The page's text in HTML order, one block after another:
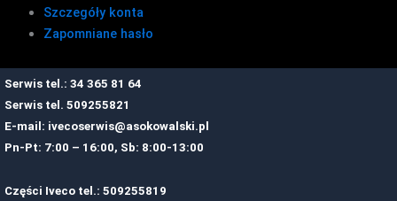
Szczegóły konta
Zapomniane hasło
Serwis tel.: 34 365 81 64
Serwis tel. 509255821
E-mail: ivecoserwis@asokowalski.pl
Pn-Pt: 7:00 – 16:00, Sb: 8:00-13:00
Części Iveco tel.: 509255819